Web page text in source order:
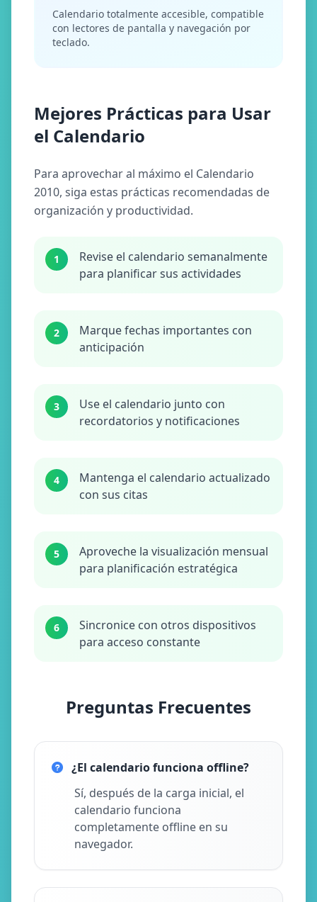
Calendario totalmente accesible, compatible
con lectores de pantalla y navegación por
teclado.
Mejores Prácticas para Usar
el Calendario
Para aprovechar al máximo el Calendario
2010, siga estas prácticas recomendadas de
organización y productividad.
1
Revise el calendario semanalmente
para planificar sus actividades
2
Marque fechas importantes con
anticipación
3
Use el calendario junto con
recordatorios y notificaciones
4
Mantenga el calendario actualizado
con sus citas
5
Aproveche la visualización mensual
para planificación estratégica
6
Sincronice con otros dispositivos
para acceso constante
Preguntas Frecuentes
¿El calendario funciona offline?
Sí, después de la carga inicial, el
calendario funciona
completamente offline en su
navegador.